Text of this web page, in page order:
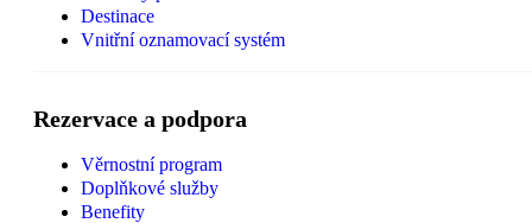
Destinace
Vnitřní oznamovací systém
Rezervace a podpora
Věrnostní program
Doplňkové služby
Benefity